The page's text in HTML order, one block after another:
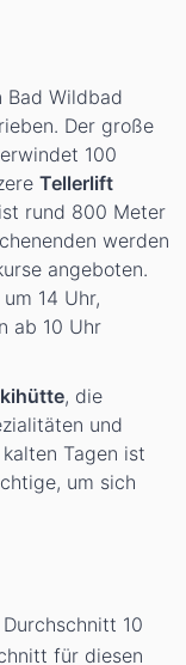
Bad Wildbad
Der große
100
Tellerlift
rund 800 Meter
werden
angeboten.
14 Uhr,
ab 10 Uhr
, die
und
Tagen ist
um sich
10
für diesen